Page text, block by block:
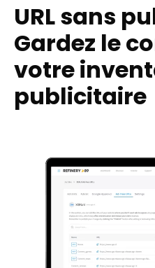
URL sans
Gardez le
votre
publicitaire